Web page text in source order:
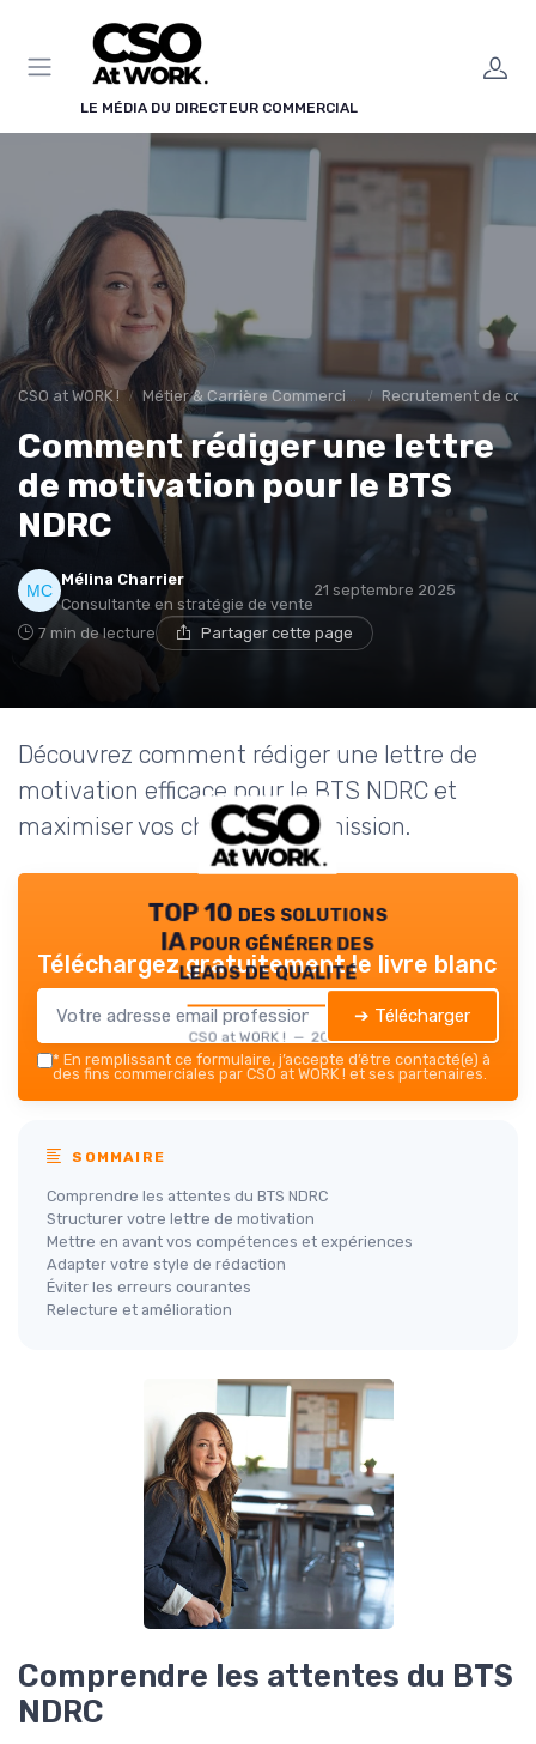
LE MÉDIA DU DIRECTEUR COMMERCIAL
CSO at WORK ! Métier & Carrière Commerciale Recrutement de
Comment rédiger une lettre
de motivation pour le BTS
NDRC
Mélina Charrier
Consultante en stratégie de vente
21 septembre 2025
7 min de lecture Partager cette page
Découvrez comment rédiger une lettre de
motivation efficace pour le BTS NDRC et
maximiser vos chances d'admission.
TOP 10 des solutions
IA pour générer des
leads de qualité
CSO at WORK ! — 2026
Téléchargez gratuitement le livre blanc
➔ Télécharger
* En remplissant ce formulaire, j’accepte d’être contacté(e) à
des fins commerciales par CSO at WORK ! et ses partenaires.
SOMMAIRE
Comprendre les attentes du BTS NDRC
Structurer votre lettre de motivation
Mettre en avant vos compétences et expériences
Adapter votre style de rédaction
Éviter les erreurs courantes
Relecture et amélioration
Comprendre les attentes du BTS
NDRC